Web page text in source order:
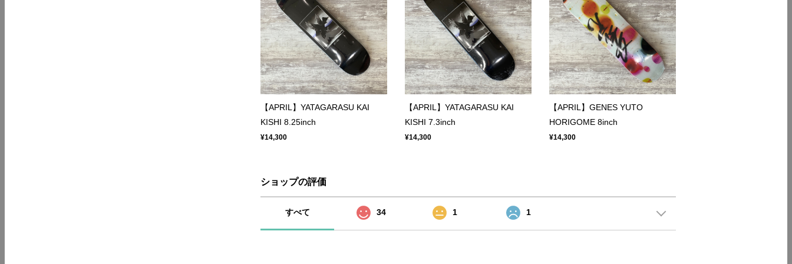
【APRIL】YATAGARASU KAI
KISHI 8.25inch
¥14,300
【APRIL】YATAGARASU KAI
KISHI 7.3inch
¥14,300
【APRIL】GENES YUTO
HORIGOME 8inch
¥14,300
ショップの評価
すべて 34 1 1